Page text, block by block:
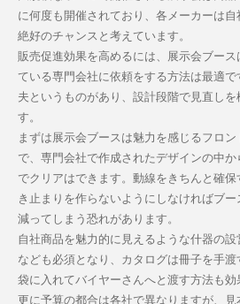
に何度も開催されており、各メーカーは
絶好のチャンスと考えています。
販売促進効果を高めるには、展示会ブース
ている専門会社に依頼をする方法は最適
夫というものがあり、設計段階で見直し
す。
まずは展示会ブースは魅力を感じるフロ
で、専門会社で作成されたデザインの中か
でクリアはできます。動線をきちんと確
き止まりを作らないようにしなければブ
減ってしまう恐れがあります。
自社商品を魅力的に見えるような什器の
なども必須となり、カタログは冊子を手
袋に入れてバイヤーさんへと渡す方法も効
更に予算の都合は各社で異なりますが、見